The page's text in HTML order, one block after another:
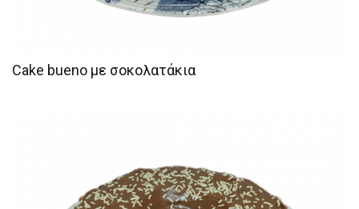
Cake bueno με σοκολατάκια